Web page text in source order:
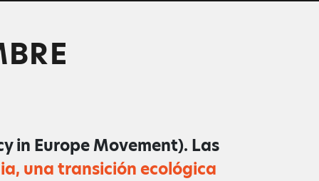
in Europe Movement). Las
una transición ecológica